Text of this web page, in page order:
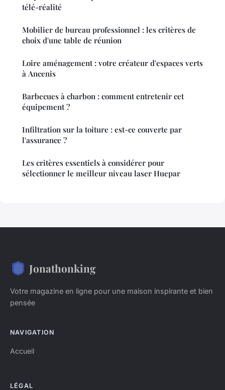
télé-réalité
Mobilier de bureau professionnel : les critères de
choix d'une table de réunion
Loire aménagement : votre créateur d'espaces verts
à Ancenis
Barbecues à charbon : comment entretenir cet
équipement ?
Infiltration sur la toiture : est-ce couverte par
l'assurance ?
Les critères essentiels à considérer pour
sélectionner le meilleur niveau laser Huepar
Jonathonking
Votre magazine en ligne pour une maison inspirante et bien
pensée
NAVIGATION
Accueil
LÉGAL